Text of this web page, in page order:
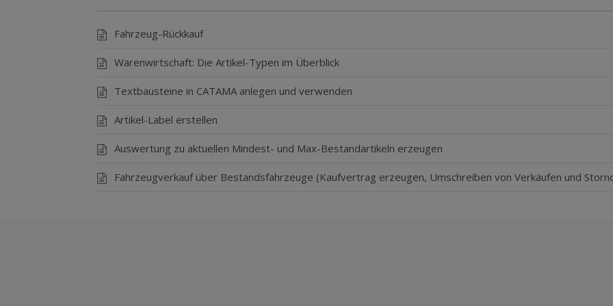
Fahrzeug-Rückkauf
Warenwirtschaft: Die Artikel-Typen im Überblick
Textbausteine in CATAMA anlegen und verwenden
Artikel-Label erstellen
Auswertung zu aktuellen Mindest- und Max-Bestandartikeln erzeugen
Fahrzeugverkauf über Bestandsfahrzeuge (Kaufvertrag erzeugen, Umschreiben von Verkäufen und